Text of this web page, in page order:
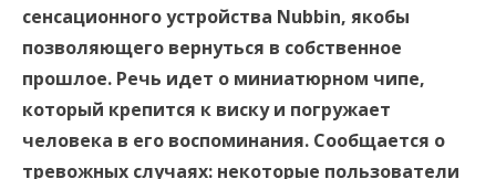
сенсационного устройства Nubbin, якобы
позволяющего вернуться в собственное
прошлое. Речь идет о миниатюрном чипе,
который крепится к виску и погружает
человека в его воспоминания. Сообщается о
тревожных случаях: некоторые пользователи